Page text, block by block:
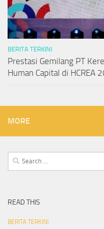
BERITA TERKINI
Prestasi Gemilang PT
Human Capital di HCREA
MORE
Search
for:
READ THIS
BERITA TERKINI